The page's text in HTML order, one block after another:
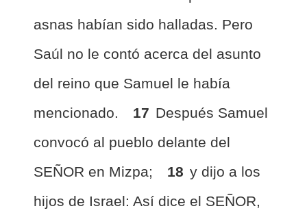
asnas habían sido halladas. Pero
Saúl no le contó acerca del asunto
del reino que Samuel le había
mencionado.
17 Después Samuel
convocó al pueblo delante del
SEÑOR en Mizpa;
18 y dijo a los
hijos de Israel: Así dice el SEÑOR,